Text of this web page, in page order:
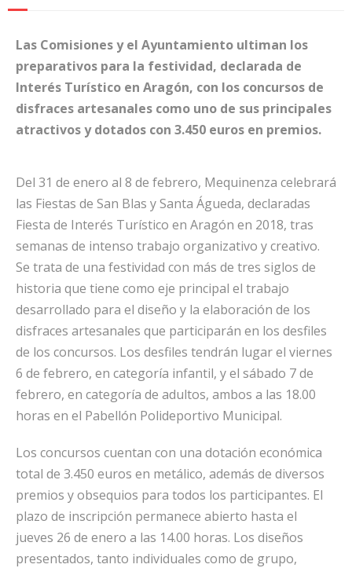
Las Comisiones y el Ayuntamiento ultiman los
preparativos para la festividad, declarada de
Interés Turístico en Aragón, con los concursos de
disfraces artesanales como uno de sus principales
atractivos y dotados con 3.450 euros en premios.
Del 31 de enero al 8 de febrero, Mequinenza celebrará
las Fiestas de San Blas y Santa Águeda, declaradas
Fiesta de Interés Turístico en Aragón en 2018, tras
semanas de intenso trabajo organizativo y creativo.
Se trata de una festividad con más de tres siglos de
historia que tiene como eje principal el trabajo
desarrollado para el diseño y la elaboración de los
disfraces artesanales que participarán en los desfiles
de los concursos. Los desfiles tendrán lugar el viernes
6 de febrero, en categoría infantil, y el sábado 7 de
febrero, en categoría de adultos, ambos a las 18.00
horas en el Pabellón Polideportivo Municipal.
Los concursos cuentan con una dotación económica
total de 3.450 euros en metálico, además de diversos
premios y obsequios para todos los participantes. El
plazo de inscripción permanece abierto hasta el
jueves 26 de enero a las 14.00 horas. Los diseños
presentados, tanto individuales como de grupo,